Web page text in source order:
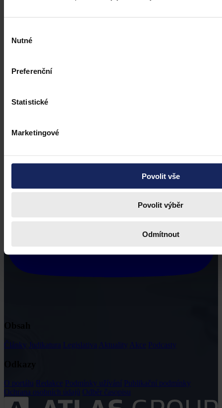
souhlasu
Nutné
Preferenční
Statistické
Marketingové
Povolit vše
Povolit výběr
Odmítnout
Články Judikatura Legislativa Aktuality Akce Podcasty
O portálu Redakce Podmínky užívání Publikační podmínky
Ochrana osobních údajů Odběr časopisu